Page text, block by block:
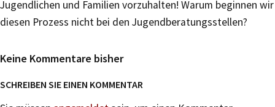
Jugendlichen und Familien vorzuhalten! Warum beginnen wir
diesen Prozess nicht bei den Jugendberatungsstellen?
Keine Kommentare bisher
SCHREIBEN SIE EINEN KOMMENTAR